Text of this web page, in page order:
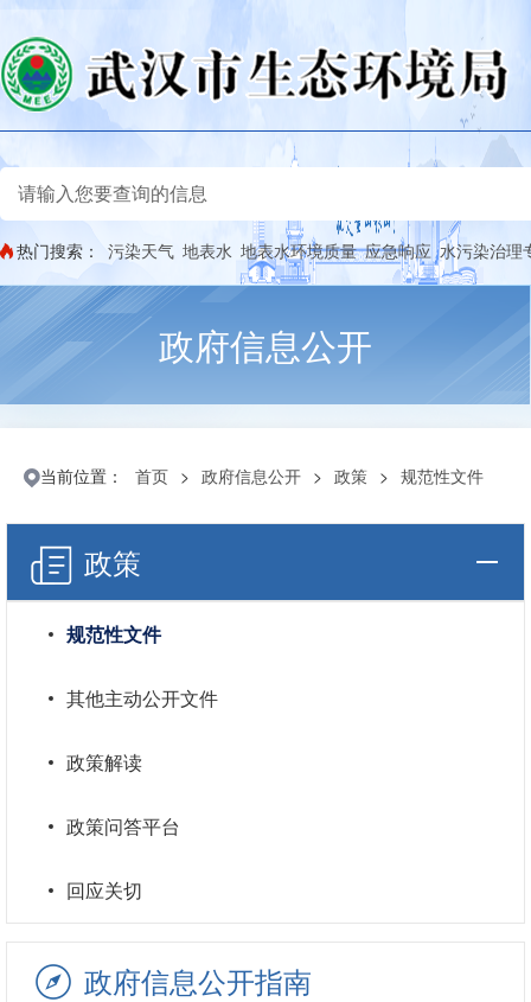
热门搜索： 污染天气 地表水 地表水环境质量 应急响应 水污染治理
政府信息公开
当前位置： 首页 > 政府信息公开 > 政策 > 规范性文件
政策
规范性文件
其他主动公开文件
政策解读
政策问答平台
回应关切
政府信息公开指南